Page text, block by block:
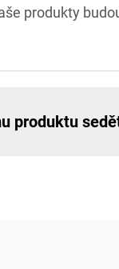
produkty
produktu